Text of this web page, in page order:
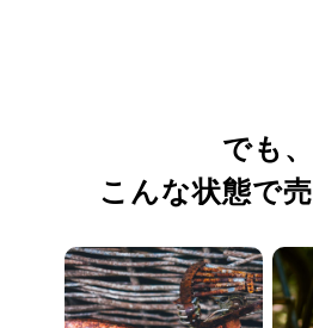
でも、
こんな状態で